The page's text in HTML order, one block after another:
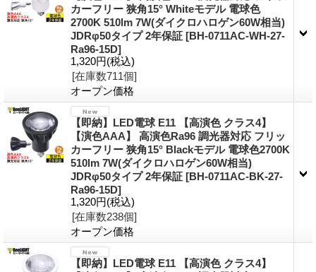
カーフリー 狭角15° Whiteモデル 電球色
2700K 510lm 7W(ダイクロハロゲン60W相当)
JDRφ50タイプ 2年保証 [BH-0711AC-WH-27-
Ra96-15D]
1,320円(税込)
[在庫数711個]
オープン価格
【即納】LED電球 E11 【高演色 クラス4】
【演色AAA】 高演色Ra96 調光器対応 フリッ
カーフリー 狭角15° Blackモデル 電球色2700K
510lm 7W(ダイクロハロゲン60W相当)
JDRφ50タイプ 2年保証 [BH-0711AC-BK-27-
Ra96-15D]
1,320円(税込)
[在庫数238個]
オープン価格
【即納】LED電球 E11 【高演色 クラス4】